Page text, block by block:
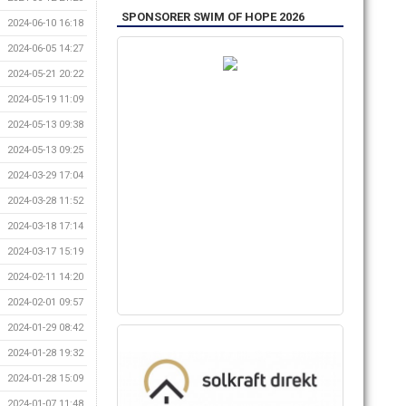
2024-06-10 16:18
2024-06-05 14:27
2024-05-21 20:22
2024-05-19 11:09
2024-05-13 09:38
2024-05-13 09:25
2024-03-29 17:04
2024-03-28 11:52
2024-03-18 17:14
2024-03-17 15:19
2024-02-11 14:20
2024-02-01 09:57
2024-01-29 08:42
2024-01-28 19:32
2024-01-28 15:09
SPONSORER SWIM OF HOPE 2026